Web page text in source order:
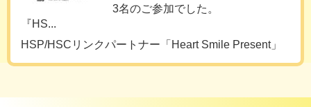
3名のご参加でした。
『HS...
HSP/HSCリンクパートナー「Heart Smile Present」